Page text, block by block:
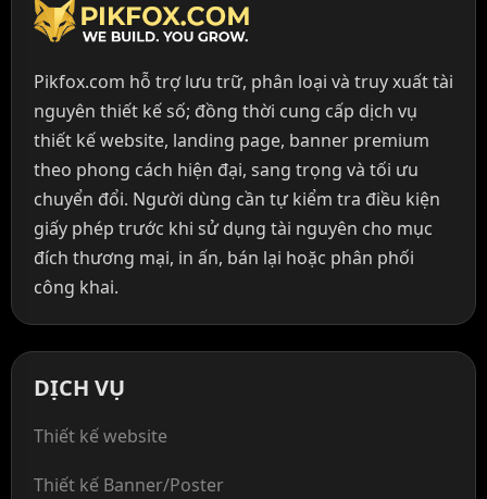
Pikfox.com hỗ trợ lưu trữ, phân loại và truy xuất tài
nguyên thiết kế số; đồng thời cung cấp dịch vụ
thiết kế website, landing page, banner premium
theo phong cách hiện đại, sang trọng và tối ưu
chuyển đổi. Người dùng cần tự kiểm tra điều kiện
giấy phép trước khi sử dụng tài nguyên cho mục
đích thương mại, in ấn, bán lại hoặc phân phối
công khai.
DỊCH VỤ
Thiết kế website
Thiết kế Banner/Poster